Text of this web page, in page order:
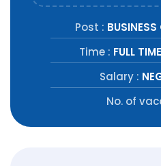
Post :
Time : FULL
Salary :
No. of